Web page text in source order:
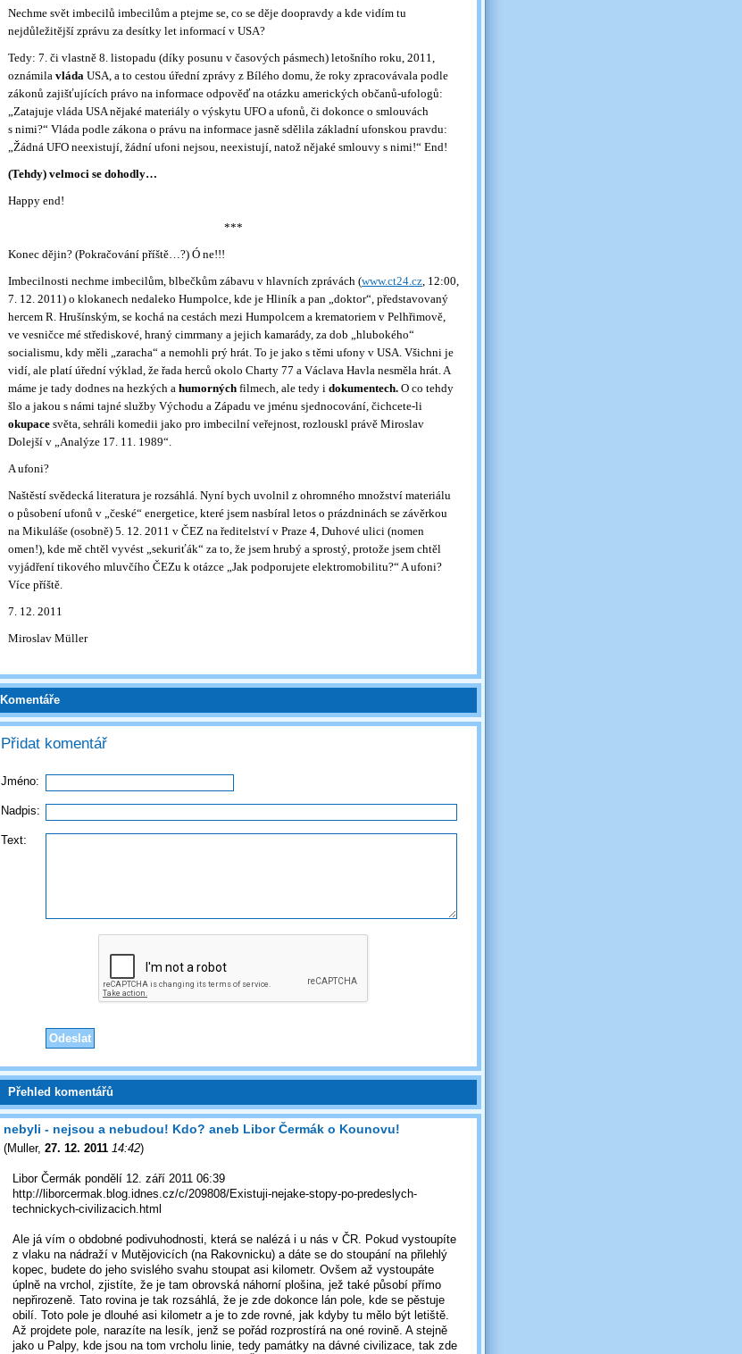
Nechme svět imbecilů imbecilům a ptejme se, co se děje doopravdy a kde vidím tu
nejdůležitější zprávu za desítky let informací v USA?
Tedy: 7. či vlastně 8. listopadu (díky posunu v časových pásmech) letošního roku, 2011,
oznámila vláda USA, a to cestou úřední zprávy z Bílého domu, že roky zpracovávala podle
zákonů zajišťujících právo na informace odpověď na otázku amerických občanů-ufologů:
„Zatajuje vláda USA nějaké materiály o výskytu UFO a ufonů, či dokonce o smlouvách
s nimi?“ Vláda podle zákona o právu na informace jasně sdělila základní ufonskou pravdu:
„Žádná UFO neexistují, žádní ufoni nejsou, neexistují, natož nějaké smlouvy s nimi!“ End!
(Tehdy) velmoci se dohodly…
Happy end!
***
Konec dějin? (Pokračování příště…?) Ó ne!!!
Imbecilnosti nechme imbecilům, blbečkům zábavu v hlavních zprávách (www.ct24.cz, 12:00,
7. 12. 2011) o klokanech nedaleko Humpolce, kde je Hliník a pan „doktor“, představovaný
hercem R. Hrušínským, se kochá na cestách mezi Humpolcem a krematoriem v Pelhřimově,
ve vesničce mé střediskové, hraný cimrmany a jejich kamarády, za dob „hlubokého“
socialismu, kdy měli „zaracha“ a nemohli prý hrát. To je jako s těmi ufony v USA. Všichni je
vidí, ale platí úřední výklad, že řada herců okolo Charty 77 a Václava Havla nesměla hrát. A
máme je tady dodnes na hezkých a humorných filmech, ale tedy i dokumentech. O co tehdy
šlo a jakou s námi tajné služby Východu a Západu ve jménu sjednocování, čichcete-li
okupace světa, sehráli komedii jako pro imbecilní veřejnost, rozlouskl právě Miroslav
Dolejší v „Analýze 17. 11. 1989“.
A ufoni?
Naštěstí svědecká literatura je rozsáhlá. Nyní bych uvolnil z ohromného množství materiálu
o působení ufonů v „české“ energetice, které jsem nasbíral letos o prázdninách se závěrkou
na Mikuláše (osobně) 5. 12. 2011 v ČEZ na ředitelství v Praze 4, Duhové ulici (nomen
omen!), kde mě chtěl vyvést „sekuriťák“ za to, že jsem hrubý a sprostý, protože jsem chtěl
vyjádření tikového mluvčího ČEZu k otázce „Jak podporujete elektromobilitu?“ A ufoni?
Více příště.
7. 12. 2011
Miroslav Müller
Komentáře
Přidat komentář
Jméno:
Nadpis:
Text:
Přehled komentářů
nebyli - nejsou a nebudou! Kdo? aneb Libor Čermák o Kounovu!
(Muller, 27. 12. 2011 14:42)
Libor Čermák pondělí 12. září 2011 06:39
http://liborcermak.blog.idnes.cz/c/209808/Existuji-nejake-stopy-po-predeslych-
technickych-civilizacich.html
Ale já vím o obdobné podivuhodnosti, která se nalézá i u nás v ČR. Pokud vystoupíte
z vlaku na nádraží v Mutějovicích (na Rakovnicku) a dáte se do stoupání na přilehlý
kopec, budete do jeho svislého svahu stoupat asi kilometr. Ovšem až vystoupáte
úplně na vrchol, zjistíte, že je tam obrovská náhorní plošina, jež také působí přímo
nepřirozeně. Tato rovina je tak rozsáhlá, že je zde dokonce lán pole, kde se pěstuje
obilí. Toto pole je dlouhé asi kilometr a je to zde rovné, jak kdyby tu mělo být letiště.
Až projdete pole, narazíte na lesík, jenž se pořád rozprostírá na oné rovině. A stejně
jako u Palpy, kde jsou na tom vrcholu linie, tedy památky na dávné civilizace, tak zde